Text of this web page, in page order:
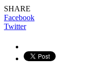
SHARE
Facebook
Twitter